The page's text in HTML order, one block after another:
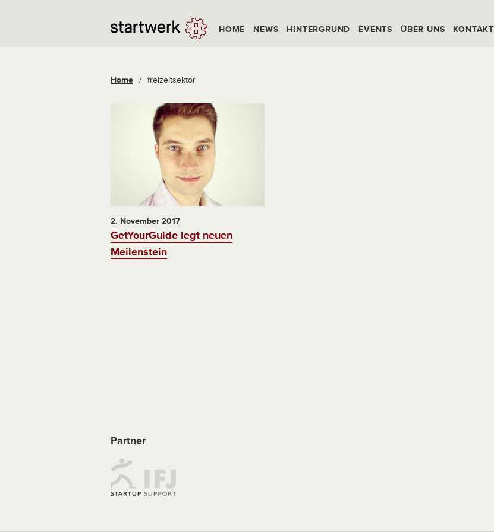
HOME NEWS HINTERGRUND EVENTS ÜBER UNS KONTAKT
Home / freizeitsektor
2. November 2017
GetYourGuide legt neuen
Meilenstein
Partner